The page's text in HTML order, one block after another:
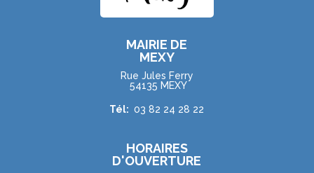
MAIRIE DE
MEXY
Rue Jules Ferry
54135 MEXY
Tél: 03 82 24 28 22
HORAIRES
D'OUVERTURE